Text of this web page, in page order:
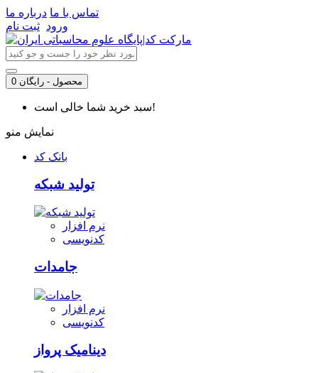
تماس با ما درباره ما
ورود ثبت نام
0 محصول - رایگان
سبد خرید شما خالی است!
نمایش منو
بانک کد
تولید شبکه
نرم افزار
کدنویسی
جامدات
نرم افزار
کدنویسی
دینامیک پرواز